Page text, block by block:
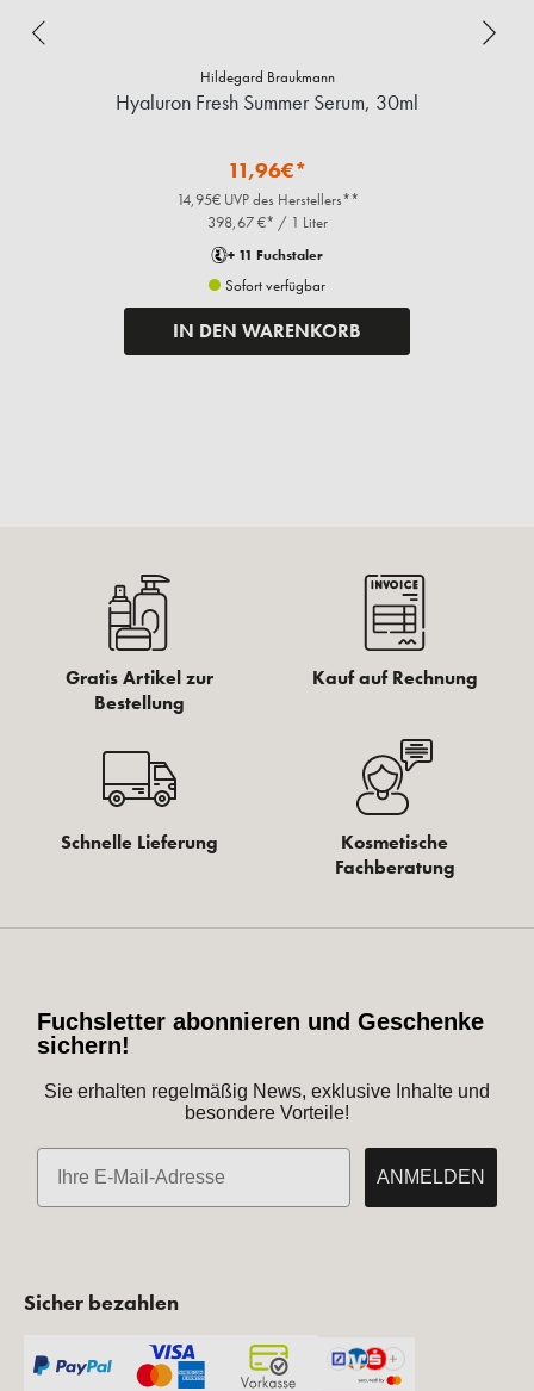
Hildegard Braukmann
Hyaluron Fresh Summer Serum, 30ml
11,96€*
14,95€ UVP des Herstellers**
398,67 €* / 1 Liter
+ 11 Fuchstaler
Sofort verfügbar
IN DEN WARENKORB
Gratis Artikel zur
Bestellung
Kauf auf Rechnung
Schnelle Lieferung
Kosmetische
Fachberatung
Fuchsletter abonnieren und Geschenke
sichern!
Sie erhalten regelmäßig News, exklusive Inhalte und
besondere Vorteile!
E-Mail
ANMELDEN
Sicher bezahlen